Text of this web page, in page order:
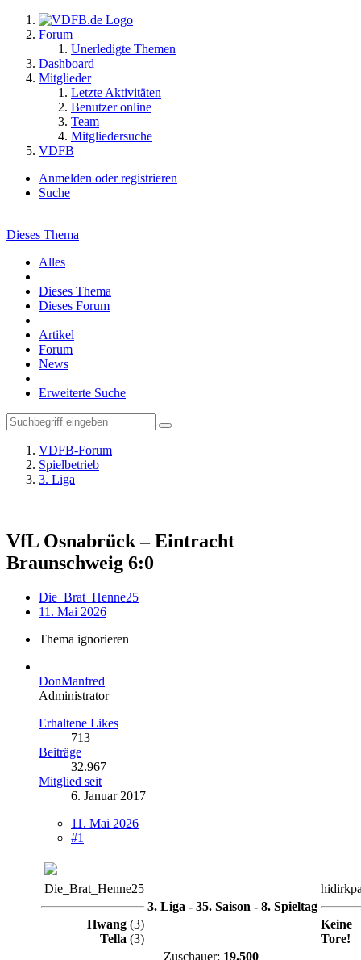
Forum
Unerledigte Themen
Dashboard
Mitglieder
Letzte Aktivitäten
Benutzer online
Team
Mitgliedersuche
VDFB
Anmelden oder registrieren
Suche
Dieses Thema
Alles
Dieses Thema
Dieses Forum
Artikel
Forum
News
Erweiterte Suche
VDFB-Forum
Spielbetrieb
3. Liga
VfL Osnabrück – Eintracht
Braunschweig 6:0
Die_Brat_Henne25
11. Mai 2026
Thema ignorieren
DonManfred
Administrator
Erhaltene Likes
713
Beiträge
32.967
Mitglied seit
6. Januar 2017
11. Mai 2026
#1
Die_Brat_Henne25
3. Liga - 35. Saison - 8. Spieltag
Hwang (3)
Tella (3)
Keine
Tore!
Zuschauer: 19.500